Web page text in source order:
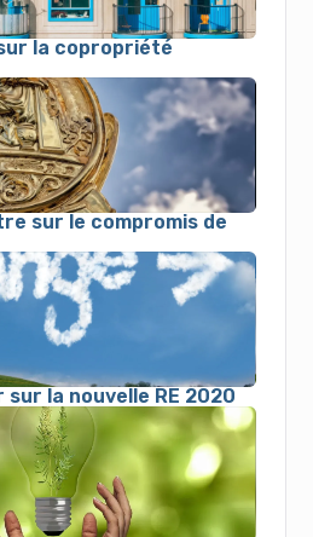
la copropriété
sur le compromis de
sur la nouvelle RE 2020